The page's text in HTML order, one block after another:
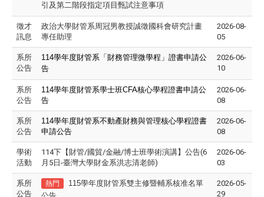
引及第二階段指定項目甄試注意事項
徵才
訊息
政治大學財管系周冠男教授誠徵國科會研究計畫
專任助理
2026-08-
05
系所
公告
114學年度財管系「財務管理微學程」證書申請公
告
2026-06-
10
系所
公告
114學年度財管系學士班CFA核心學程證書申請公
告
2026-06-
08
系所
公告
114學年度財管系不動產財務與管理核心學程證書
申請公告
2026-06-
08
學術
活動
114下【財管/國貿/金融/博士班學術演講】公告(6
月5日-臺灣大學財金系洪志清老師)
2026-06-
03
系所
公告
熱門 115學年度財管系雙主修暨輔系核准名單
2026-05-
29